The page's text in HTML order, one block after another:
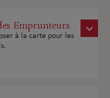
Emprunteurs
à la carte pour les